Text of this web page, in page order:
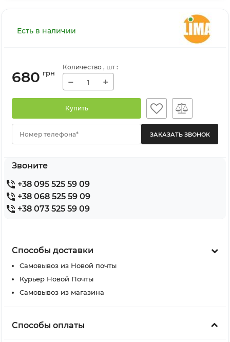
Есть в наличии
680 грн
Количество , шт :
− +
Купить
Номер телефона*
Звоните
+38 095 525 59 09
+38 068 525 59 09
+38 073 525 59 09
Способы доставки
Самовывоз из Новой почты
Курьер Новой Почты
Самовывоз из магазина
Способы оплаты